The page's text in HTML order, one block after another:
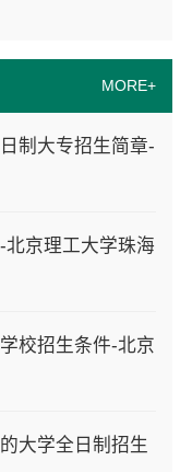
MORE+
制大专招生简章-
京理工大学珠海
校招生条件-北京
大学全日制招生